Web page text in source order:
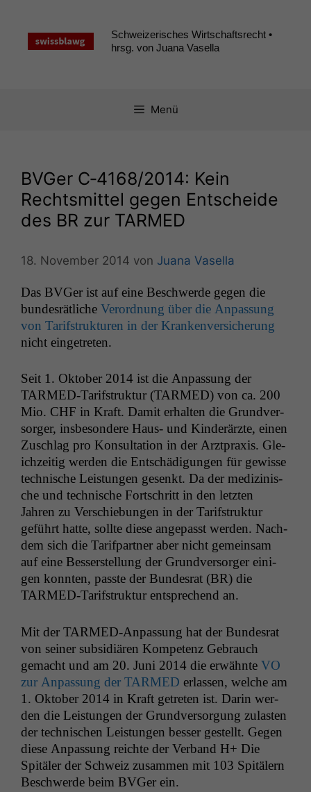
springen
Schweizerisches Wirtschaftsrecht •
hrsg. von Juana Vasella
Menü
BVGer C‑4168/2014: Kein
Rechtsmittel gegen Entscheide
des BR zur TARMED
18. November 2014 von Juana Vasella
Das BVGer ist auf eine Beschw­erde gegen die
bun­desrätliche Verord­nung über die Anpas­sung
von Tar­if­struk­turen in der Kranken­ver­sicherung
nicht eingetreten.
Seit 1. Okto­ber 2014 ist die Anpas­sung der
TARMED-Tar­if­struk­tur (TARMED) von ca. 200
Mio. CHF in Kraft. Damit erhal­ten die Grund­ver­
sorg­er, ins­beson­dere Haus- und Kinderärzte, einen
Zuschlag pro Kon­sul­ta­tion in der Arzt­prax­is. Gle­
ichzeit­ig wer­den die Entschädi­gun­gen für gewisse
tech­nis­che Leis­tun­gen gesenkt. Da der medi­zinis­
che und tech­nis­che Fortschritt in den let­zten
Jahren zu Ver­schiebun­gen in der Tar­if­struk­tur
geführt hat­te, sollte diese angepasst wer­den. Nach­
dem sich die Tar­if­part­ner aber nicht gemein­sam
auf eine Besser­stel­lung der Grund­ver­sorg­er eini­
gen kon­nten, passte der Bun­desrat (BR) die
TARMED-Tar­if­struk­tur entsprechend an.
Mit der TARMED-Anpas­sung hat der Bun­desrat
von sein­er sub­sidiären Kom­pe­tenz Gebrauch
gemacht und am 20. Juni 2014 die erwäh­nte VO
zur Anpas­sung der TARMED erlassen, welche am
1. Okto­ber 2014 in Kraft getreten ist. Darin wer­
den die Leis­tun­gen der Grund­ver­sorgung zulas­ten
der tech­nis­chen Leis­tun­gen bess­er gestellt. Gegen
diese Anpas­sung reichte der Ver­band H+ Die
Spitäler der Schweiz zusam­men mit 103 Spitälern
Beschw­erde beim BVGer ein.